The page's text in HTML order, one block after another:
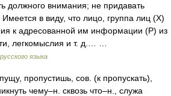
должного внимания; не придавать
в виду, что лицо, группа лиц (Х)
к адресованной им информации (Р) из
легкомыслия и т. д.… …
языка
пропустишь, сов. (к пропускать),
чему–н. сквозь что–н., служа